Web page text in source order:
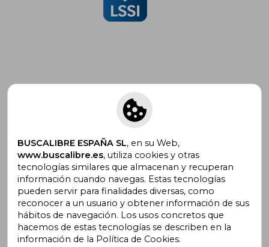
Suscríbete para recibir ofertas y
promociones
¿Necesitas ayuda?
Ir a Centro de Soporte
BUSCALIBRE ESPAÑA SL, en su Web,
www.buscalibre.es, utiliza cookies y otras
tecnologías similares que almacenan y recuperan
información cuando navegas. Estas tecnologías
pueden servir para finalidades diversas, como
reconocer a un usuario y obtener información de sus
hábitos de navegación. Los usos concretos que
hacemos de estas tecnologías se describen en la
información de la Política de Cookies.